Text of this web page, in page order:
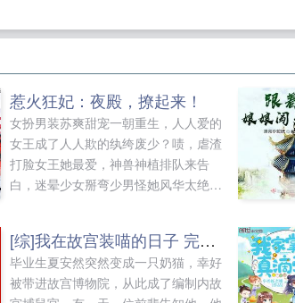
惹火狂妃：夜殿，撩起来！
女扮男装苏爽甜宠一朝重生，人人爱的
女王成了人人欺的纨绔废少？啧，虐渣
打脸女王她最爱，神兽神植排队来告
白，迷晕少女掰弯少男怪她风华太绝
衣，只撩不睡就走么师弟？女王开门准
备溜之，夜殿求被压，不走不走。夜殿
强势禁锢门咚，乖乖让我宠，苍云大陆
[综]我在故宫装喵的日子 完结+番外
毕业生夏安然突然变成一只奶猫，幸好
被带进故宫博物院，从此成了编制内故